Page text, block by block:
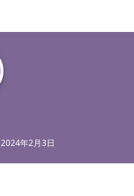
2024年2月3日